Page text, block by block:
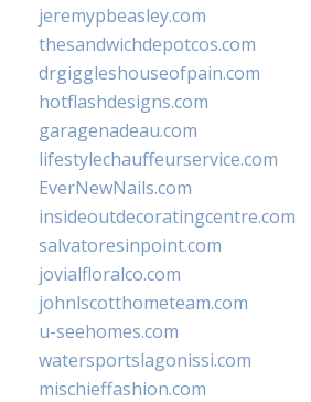
jeremypbeasley.com
thesandwichdepotcos.com
drgiggleshouseofpain.com
hotflashdesigns.com
garagenadeau.com
lifestylechauffeurservice.com
EverNewNails.com
insideoutdecoratingcentre.com
salvatoresinpoint.com
jovialfloralco.com
johnlscotthometeam.com
u-seehomes.com
watersportslagonissi.com
mischieffashion.com